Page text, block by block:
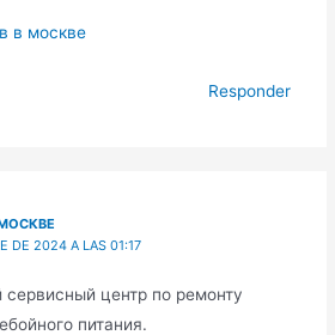
в москве
Responder
DE 2024 A LAS 01:17
центр по ремонту
питания.